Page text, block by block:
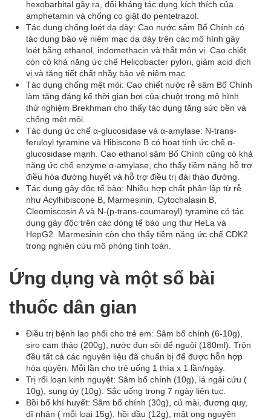
hexobarbital gây ra, đối kháng tác dụng kích thích của
amphetamin và chống co giật do pentetrazol.
Tác dụng chống loét dạ dày: Cao nước sâm Bố Chính có
tác dụng bảo vệ niêm mạc dạ dày trên các mô hình gây
loét bằng ethanol, indomethacin và thắt môn vị. Cao chiết
còn có khả năng ức chế Helicobacter pylori, giảm acid dịch
vị và tăng tiết chất nhầy bảo vệ niêm mạc.
Tác dụng chống mệt mỏi: Cao chiết nước rễ sâm Bố Chính
làm tăng đáng kể thời gian bơi của chuột trong mô hình
thử nghiệm Brekhman cho thấy tác dụng tăng sức bền và
chống mệt mỏi.
Tác dụng ức chế α-glucosidase và α-amylase: N-trans-
feruloyl tyramine và Hibiscone B có hoạt tính ức chế α-
glucosidase mạnh. Cao ethanol sâm Bố Chính cũng có khả
năng ức chế enzyme α-amylase, cho thấy tiềm năng hỗ trợ
điều hòa đường huyết và hỗ trợ điều trị đái tháo đường.
Tác dụng gây độc tế bào: Nhiều hợp chất phân lập từ rễ
như Acylhibiscone B, Marmesinin, Cytochalasin B,
Cleomiscosin A và N-(p-trans-coumaroyl) tyramine có tác
dụng gây độc trên các dòng tế bào ung thư HeLa và
HepG2. Marmesinin còn cho thấy tiềm năng ức chế CDK2
trong nghiên cứu mô phỏng tính toán.
Ứng dụng và một số bài
thuốc dân gian
Điều trị bệnh lao phổi cho trẻ em: Sâm bố chính (6-10g),
siro cam thảo (200g), nước đun sôi để nguội (180ml). Trộn
đều tất cả các nguyên liệu đã chuẩn bị để được hỗn hợp
hòa quyện. Mỗi lần cho trẻ uống 1 thìa x 1 lần/ngày.
Trị rối loạn kinh nguyệt: Sâm bố chính (10g), lá ngải cứu (
10g), sung úy (10g). Sắc uống trong 7 ngày liên tục.
Bồi bổ khí huyết: Sâm bố chính (30g), củ mài, đương quy,
dĩ nhân ( mỗi loại 15g), hồi dầu (12g), mật ong nguyên